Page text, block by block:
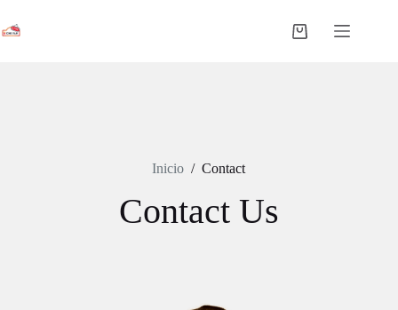
contenido
Shopping
Inicio / Contact
Contact Us